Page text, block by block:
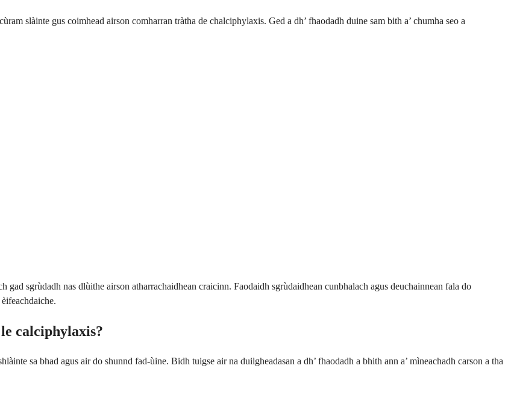
slàinte gus coimhead airson comharran tràtha de chalciphylaxis. Ged a dh’ fhaodadh duine sam bith a’ chumha seo a
sgrùdadh nas dlùithe airson atharrachaidhean craicinn. Faodaidh sgrùdaidhean cunbhalach agus deuchainnean fala do
calciphylaxis?
sa bhad agus air do shunnd fad-ùine. Bidh tuigse air na duilgheadasan a dh’ fhaodadh a bhith ann a’ mìneachadh carson a tha